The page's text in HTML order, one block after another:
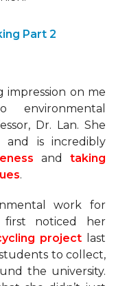
Part 2
impression on me
Dr. Lan. She
and is incredibly
andtaking
.
work for
noticed her
project last
to collect,
the university.